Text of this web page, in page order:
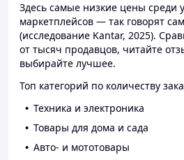
Здесь самые низкие цены среди
маркетплейсов — так говорят
(исследование Kantar, 2025).
от тысяч продавцов, читайте
выбирайте лучшее.
Топ категорий по количеству
Техника и электроника
Товары для дома и сада
Авто- и мототовары